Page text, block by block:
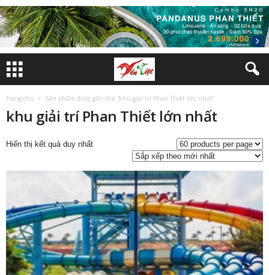
Trang chủ Sản phẩm được gắn thẻ “khu giải trí Phan Thiết lớn nhất”
khu giải trí Phan Thiết lớn nhất
Hiển thị kết quả duy nhất